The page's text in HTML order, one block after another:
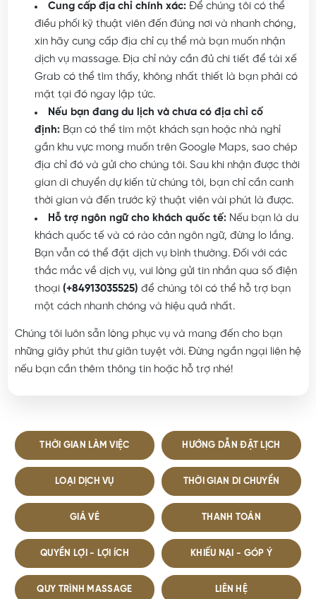
Cung cấp địa chỉ chính xác:Để chúng tôi có thể
điều phối kỹ thuật viên đến đúng nơi và nhanh chóng,
xin hãy cung cấp địa chỉ cụ thể mà bạn muốn nhận
dịch vụ massage. Địa chỉ này cần đủ chi tiết để tài xế
Grab có thể tìm thấy, không nhất thiết là bạn phải có
mặt tại đó ngay lập tức.
Nếu bạn đang du lịch và chưa có địa chỉ cố
định:Bạn có thể tìm một khách sạn hoặc nhà nghỉ
gần khu vực mong muốn trên Google Maps, sao chép
địa chỉ đó và gửi cho chúng tôi. Sau khi nhận được thời
gian di chuyển dự kiến từ chúng tôi, bạn chỉ cần canh
thời gian và đến trước kỹ thuật viên vài phút là được.
Hỗ trợ ngôn ngữ cho khách quốc tế:Nếu bạn là du
khách quốc tế và có rào cản ngôn ngữ, đừng lo lắng.
Bạn vẫn có thể đặt dịch vụ bình thường. Đối với các
thắc mắc về dịch vụ, vui lòng gửi tin nhắn qua số điện
thoại(+84913035525)để chúng tôi có thể hỗ trợ bạn
Chúng tôi luôn sẵn lòng phục vụ và mang đến cho bạn
những giây phút thư giãn tuyệt vời. Đừng ngần ngại liên hệ
THỜI GIAN LÀM VIỆC HƯỚNG DẪN ĐẶT LỊCH
LOẠI DỊCH VỤ THỜI GIAN DI CHUYỂN
GIÁ VÉ THANH TOÁN
QUYỀN LỢI - LỢI ÍCH KHIẾU NẠI - GÓP Ý